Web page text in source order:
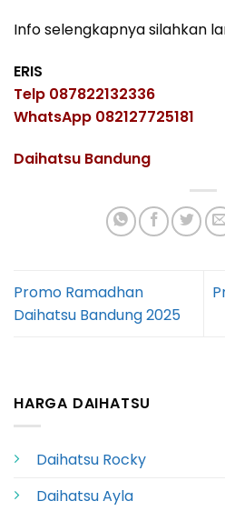
Info selengkapnya silahkan
ERIS
Telp 087822132336
WhatsApp 082127725181
Daihatsu Bandung
Promo Ramadhan
Daihatsu Bandung 2025
HARGA DAIHATSU
Daihatsu Rocky
Daihatsu Ayla